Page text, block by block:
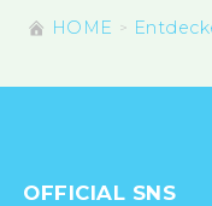
HOME
OFFICIAL SNS